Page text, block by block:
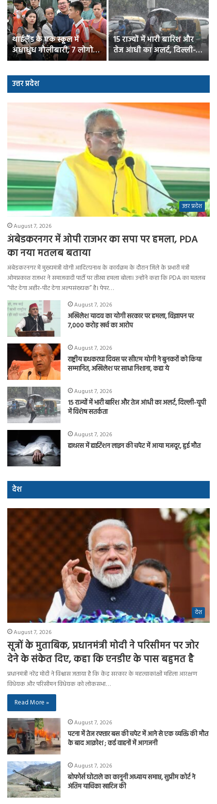
सूत्रों के मुताबिक, प्रधानमंत्री
मोदी ने परिसीमन पर जोर देने
के संकेत दिए, कहा कि एनडीए
पटना में तेज रफ्तार बस की
चपेट में आने से एक व्यक्ति की
मौत के बाद आक्रोश ; कई
उत्तर प्रदेश
उत्तर प्रदेश
August 7, 2026
अंबेडकरनगर में ओपी राजभर का सपा पर हमला, PDA
का नया मतलब बताया
अंबेडकरनगर में मुख्यमंत्री योगी आदित्यनाथ के कार्यक्रम के दौरान जिले के प्रभारी मंत्री
ओमप्रकाश राजभर ने समाजवादी पार्टी पर तीखा हमला बोला। उन्होंने कहा कि PDA का मतलब
“पीट देगा अहीर-पीट देगा अल्पसंख्यक” है। पेपर…
August 7, 2026
अखिलेश यादव का योगी सरकार पर हमला, विज्ञापन पर
7,000 करोड़ खर्च का आरोप
August 7, 2026
राष्ट्रीय हथकरघा दिवस पर सीएम योगी ने बुनकरों को किया
सम्मानित, अखिलेश पर साधा निशाना, कहा ये
August 7, 2026
15 राज्यों में भारी बारिश और तेज आंधी का अलर्ट, दिल्ली-यूपी
में विशेष सतर्कता
August 7, 2026
हाथरस में हाईटेंशन लाइन की चपेट में आया मजदूर, हुई मौत
देश
देश
August 7, 2026
सूत्रों के मुताबिक, प्रधानमंत्री मोदी ने परिसीमन पर जोर
देने के संकेत दिए, कहा कि एनडीए के पास बहुमत है
प्रधानमंत्री नरेंद्र मोदी ने विश्वास जताया है कि केंद्र सरकार के महत्वाकांक्षी महिला आरक्षण
विधेयक और परिसीमन विधेयक को लोकसभा…
Read More »
August 7, 2026
पटना में तेज रफ्तार बस की चपेट में आने से एक व्यक्ति की मौत
के बाद आक्रोश ; कई वाहनों में आगजनी
August 7, 2026
बोफोर्स घोटाले का कानूनी अध्याय समाप्त, सुप्रीम कोर्ट ने
अंतिम याचिका खारिज की